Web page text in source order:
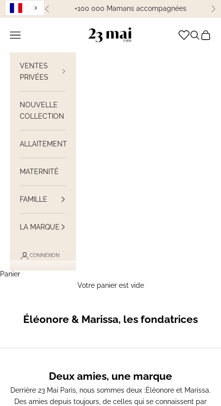
Passer au contenu
Précédent+100 000 Mamans accompagnées
23 Mai Paris
Ouvrir la navigation Ouvrir la
Voir
VENTES
PRIVÉES
NOUVELLE
COLLECTION
ALLAITEMENT
MATERNITÉ
FAMILLE
LA MARQUE
CONNEXION
Panier
Votre panier est vide
Éléonore & Marissa, les fondatrices
Deux amies, une marque
Derrière 23 Mai Paris, nous sommes deux :Éléonore et Marissa.
Des amies depuis toujours, de celles qui se connaissent par